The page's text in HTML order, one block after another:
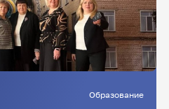
Образование